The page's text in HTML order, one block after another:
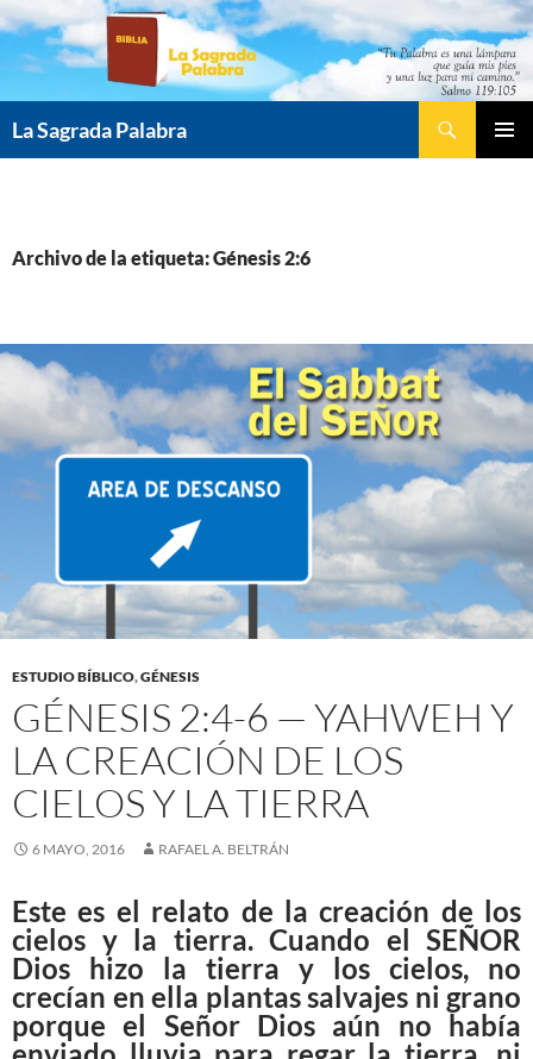
Saltar
contenido
La Sagrada Palabra
Archivo de la etiqueta: Génesis 2:6
ESTUDIO BÍBLICO,GÉNESIS
GÉNESIS 2:4-6 — YAHWEH Y
LA CREACIÓN DE LOS
CIELOS Y LA TIERRA
6 MAYO, 2016 RAFAEL A. BELTRÁN
Este es el relato de la creación de los
cielos y la tierra. Cuando el SEÑOR
Dios hizo la tierra y los cielos, no
crecían en ella plantas salvajes ni grano
porque el Señor Dios aún no había